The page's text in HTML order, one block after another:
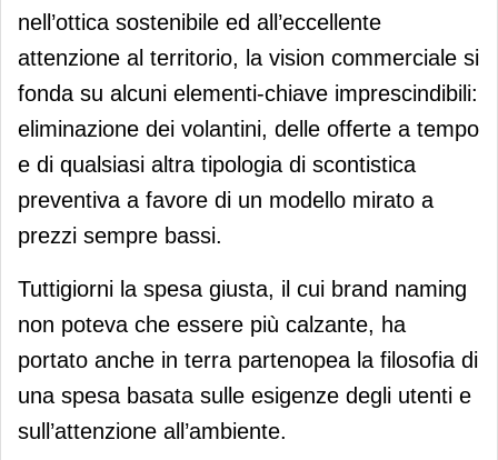
nell’ottica sostenibile ed all’eccellente
attenzione al territorio, la vision commerciale si
fonda su alcuni elementi-chiave imprescindibili:
eliminazione dei volantini, delle offerte a tempo
e di qualsiasi altra tipologia di scontistica
preventiva a favore di un modello mirato a
prezzi sempre bassi.
Tuttigiorni la spesa giusta, il cui brand naming
non poteva che essere più calzante, ha
portato anche in terra partenopea la filosofia di
una spesa basata sulle esigenze degli utenti e
sull’attenzione all’ambiente.